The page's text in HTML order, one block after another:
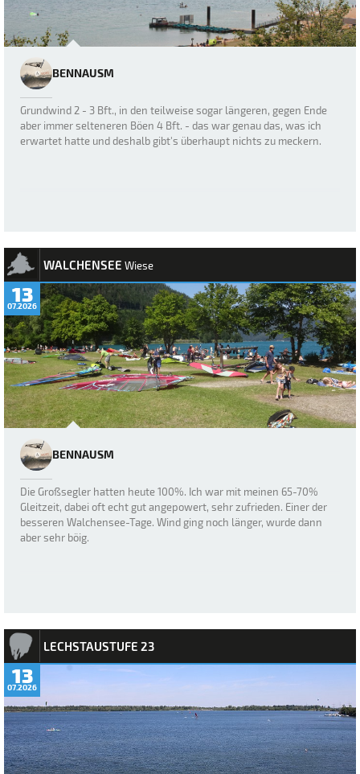
BENNAUSM
Grundwind 2 - 3 Bft., in den teilweise sogar längeren, gegen Ende
aber immer selteneren Böen 4 Bft. - das war genau das, was ich
erwartet hatte und deshalb gibt's überhaupt nichts zu meckern.
WALCHENSEE Wiese
13
07.2026
BENNAUSM
Die Großsegler hatten heute 100%. Ich war mit meinen 65-70%
Gleitzeit, dabei oft echt gut angepowert, sehr zufrieden. Einer der
besseren Walchensee-Tage. Wind ging noch länger, wurde dann
aber sehr böig.
LECHSTAUSTUFE 23
13
07.2026